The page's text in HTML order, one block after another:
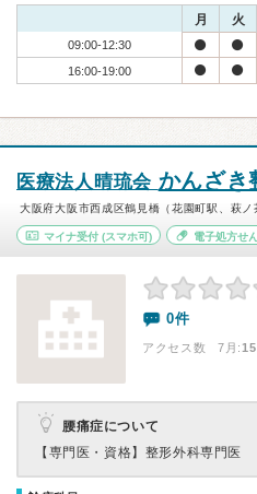
月 火
09:00-12:30
16:00-19:00
医療法人晴琉会 かんざき
大阪府大阪市西成区鶴見橋（花園町駅、萩ノ
マイナ受付 (スマホ可) 電子処方せ
0件
アクセス数 7月:15
腰痛症について
【専門医・資格】 整形外科専門医